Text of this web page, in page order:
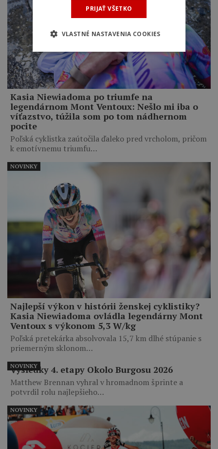
Kasia Niewiadoma po triumfe na
legendárnom Mont Ventoux: Nešlo mi iba o
víťazstvo, túžila som po tom nádhernom
pocite
Poľská cyklistka zaútočila ďaleko pred vrcholom, pričom
k emotívnemu triumfu…
Najlepší výkon v histórii ženskej cyklistiky?
Kasia Niewiadoma ovládla legendárny Mont
Ventoux s výkonom 5,3 W/kg
Poľská pretekárka absolvovala 15,7 km dlhé stúpanie s
priemerným sklonom…
NOVINKY
Výsledky 4. etapy Okolo Burgosu 2026
Matthew Brennan vyhral v hromadnom šprinte a
potvrdil rolu najlepšieho…
NOVINKY
NOVINKY
PRIJAŤ VŠETKO
VLASTNÉ NASTAVENIA COOKIES